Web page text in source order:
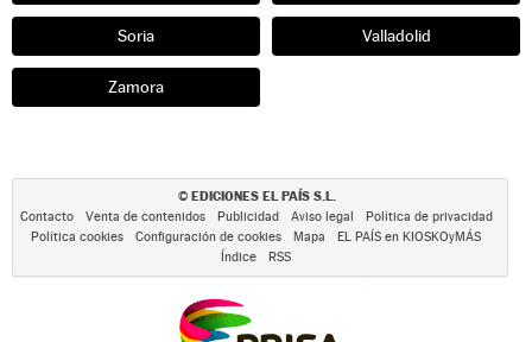
Soria Valladolid
Zamora
© EDICIONES EL PAÍS S.L.
Contacto Venta de contenidos Publicidad Aviso legal
Política de privacidad
Política cookies
Configuración de cookies Mapa
EL PAÍS en KIOSKOyMÁS
Índice
RSS